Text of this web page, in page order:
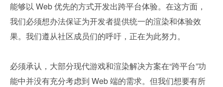
能够以 Web 优先的方式开发出跨平台体验。在这方面，
我们必须想办法保证为开发者提供统一的渲染和体验效
果。我们遵从社区成员们的呼吁，正在为此努力。
必须承认，大部分现代游戏和渲染解决方案在“跨平台”功
能中并没有充分考虑到 Web 端的需求。但我们想要有所